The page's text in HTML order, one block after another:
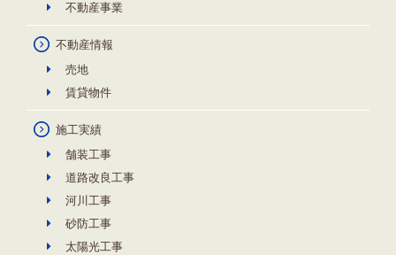
不動産事業
不動産情報
売地
賃貸物件
施工実績
舗装工事
道路改良工事
河川工事
砂防工事
太陽光工事